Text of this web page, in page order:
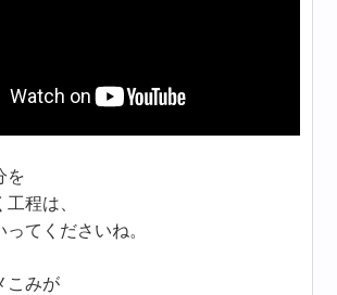
を
程は、
てくださいね。
こみが